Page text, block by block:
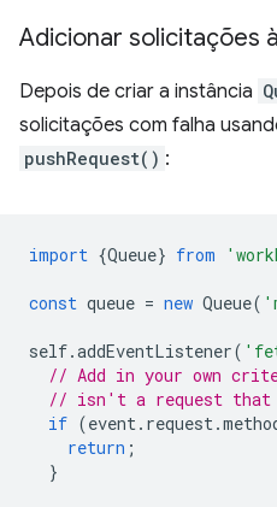
Adicionar solicitações
Depois de criar a instância
solicitações com falha
pushRequest() :
import {Queue} from
const queue = new Queue(
self.addEventListener(
// Add in your own
// isn't a request that
if (event. request.
return ;
}